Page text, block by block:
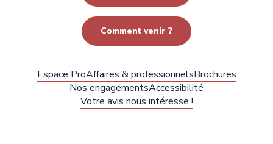
Comment venir ?
Espace ProAffaires & professionnelsBrochures
Nos engagementsAccessibilité
Votre avis nous intéresse !